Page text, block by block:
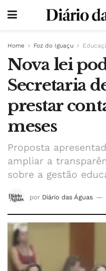
Home Foz do Iguaçu
Nova lei
Secretaria
prestar
meses
Proposta
ampliar a
sobre a gestão
por Diário das Águas